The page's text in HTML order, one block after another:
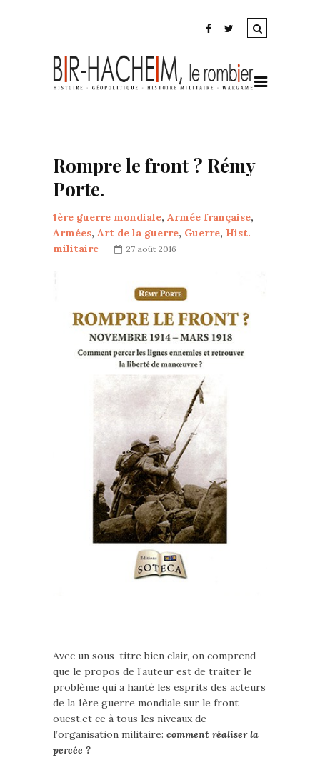
Rompre le front ? Rémy
Porte.
1ère guerre mondiale, Armée française,
Armées, Art de la guerre, Guerre, Hist.
militaire
27 août 2016
Avec un sous-titre bien clair, on comprend
que le propos de l’auteur est de traiter le
problème qui a hanté les esprits des acteurs
de la 1ère guerre mondiale sur le front
ouest,et ce à tous les niveaux de
l’organisation militaire: comment réaliser la
percée ?